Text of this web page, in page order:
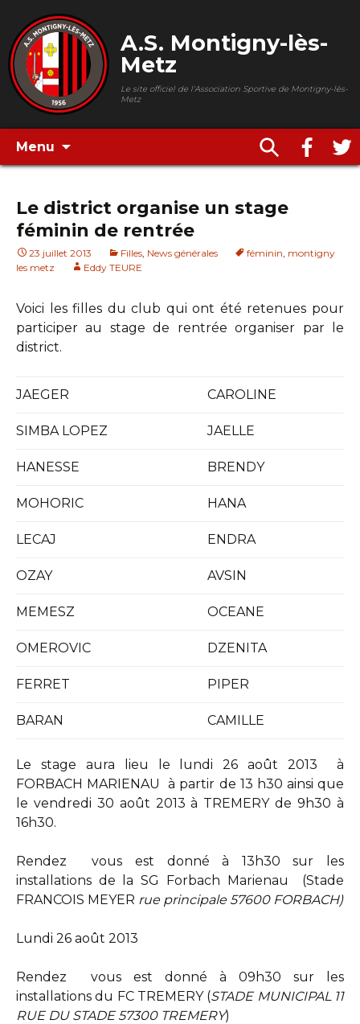
A.S. Montigny-lès-
Metz
Le site officiel de l'Association Sportive de Montigny-lès-
Metz
Menu
Le district organise un stage
féminin de rentrée
23 juillet 2013 Filles, News générales féminin, montigny
les metz
Eddy TEURE
Voici les filles du club qui ont été retenues pour
participer au stage de rentrée organiser par le
district.
JAEGER CAROLINE
SIMBA LOPEZ JAELLE
HANESSE BRENDY
MOHORIC HANA
LECAJ ENDRA
OZAY AVSIN
MEMESZ OCEANE
OMEROVIC DZENITA
FERRET PIPER
BARAN CAMILLE
Le stage aura lieu le lundi 26 août 2013 à
FORBACH MARIENAU à partir de 13 h30 ainsi que
le vendredi 30 août 2013 à TREMERY de 9h30 à
16h30.
Rendez vous est donné à 13h30 sur les
installations de la SG Forbach Marienau (Stade
FRANCOIS MEYER rue principale 57600 FORBACH)
Lundi 26 août 2013
Rendez vous est donné à 09h30 sur les
installations du FC TREMERY (STADE MUNICIPAL 11
RUE DU STADE 57300 TREMERY)